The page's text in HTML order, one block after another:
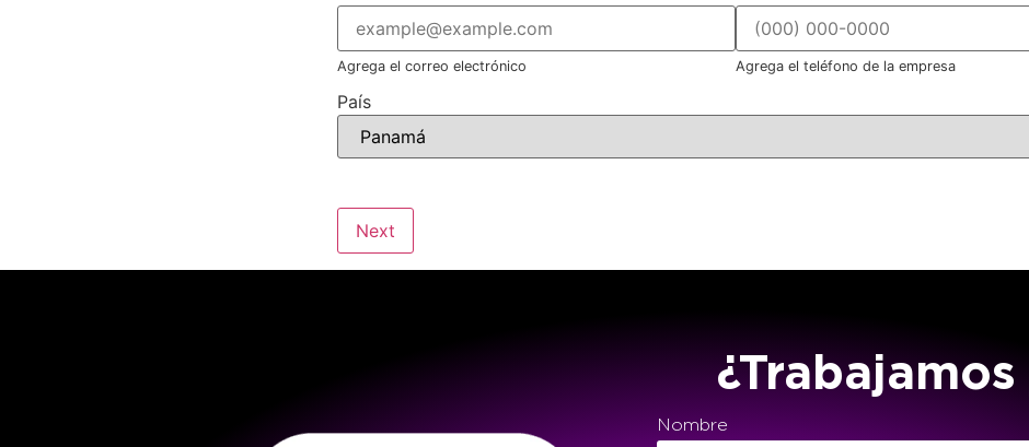
Agrega el correo electrónico Agrega el teléfono de la empresa
País
Next
¿Trabajamos
Nombre